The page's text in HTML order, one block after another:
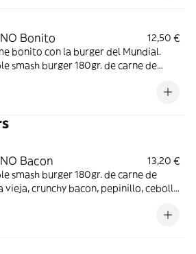
Bonito
12,50 €
bonito con la burger del Mundial.
smash burger 180gr. de carne de
Oklahoma, cheddar, guacamole y
Bacon
13,20 €
smash burger 180gr. de carne de
vieja, crunchy bacon, pepinillo, cebolla